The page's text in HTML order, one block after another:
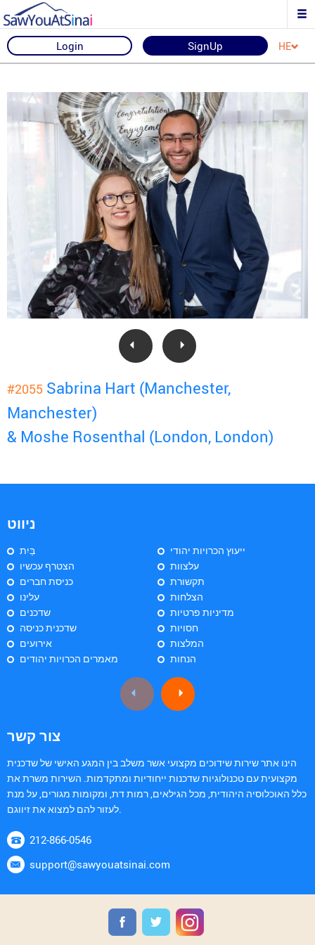
Login SignUp HE
#2055 Sabrina Hart (Manchester,
Manchester)
& Moshe Rosenthal (London, London)
ניווט
בַּיִת
הצטרף עכשיו
כניסת חברים
עלינו
שדכנים
שדכנית כניסה
אירועים
מאמרים הכרויות יהודים
ייעוץ הכרויות יהודי
עלצוות
תקשורת
הצלחות
מדיניות פרטיות
חסויות
המלצות
הנחות
צור קשר
הינו אתר שירות שידוכים מקצועי אשר משלב בין המגע האישי של שדכנית
מקצועית עם טכנולוגיות שדכנות ייחודיות ומתקדמות. השירות משרת את
כלל האוכלוסיה היהודית, מכל הגילאים, רמות דת, ומקומות מגורים, על מנת
לעזור להם למצוא את זיווגם.
212-866-0546
support@sawyouatsinai.com